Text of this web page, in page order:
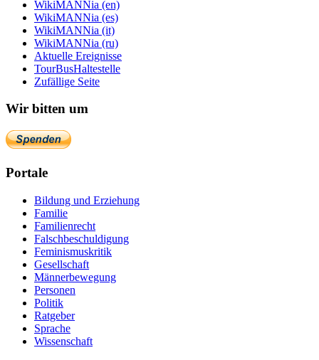
WikiMANNia (en)
WikiMANNia (es)
WikiMANNia (it)
WikiMANNia (ru)
Aktuelle Ereignisse
TourBusHaltestelle
Zufällige Seite
Wir bitten um
Portale
Bildung und Erziehung
Familie
Familienrecht
Falschbeschuldigung
Feminismuskritik
Gesellschaft
Männerbewegung
Personen
Politik
Ratgeber
Sprache
Wissenschaft